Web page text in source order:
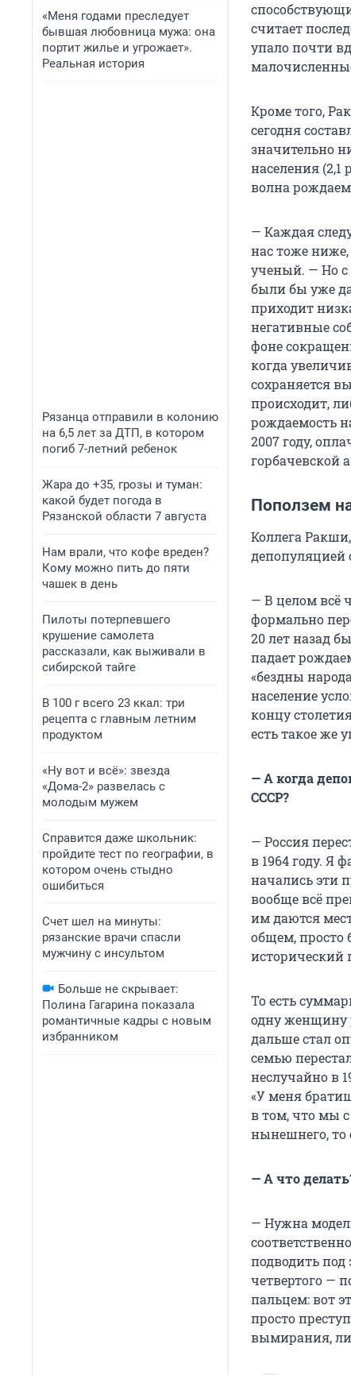
«Меня годами преследует
бывшая любовница мужа: она
портит жилье и угрожает».
Реальная история
Рязанца отправили в колонию
на 6,5 лет за ДТП, в котором
погиб 7-летний ребенок
Жара до +35, грозы и туман:
какой будет погода в
Рязанской области 7 августа
Нам врали, что кофе вреден?
Кому можно пить до пяти
чашек в день
Пилоты потерпевшего
крушение самолета
рассказали, как выживали в
сибирской тайге
В 100 г всего 23 ккал: три
рецепта с главным летним
продуктом
«Ну вот и всё»: звезда
«Дома-2» развелась с
молодым мужем
Справится даже школьник:
пройдите тест по географии, в
котором очень стыдно
ошибиться
Счет шел на минуты:
рязанские врачи спасли
мужчину с инсультом
Больше не скрывает:
Полина Гагарина показала
романтичные кадры с новым
избранником
считает
упало почти
Кроме того,
сегодня
значительно
населения (2,1
волна
— Каждая
нас тоже
ученый. — Но
были бы уже
приходит
негативные
фоне
когда
сохраняется
происходит,
рождаемость
2007 году,
горбачевской
Поползем
Коллега Ракши,
депопуляцией
— В целом всё
формально
20 летназад
падает
«бездны
население
концу
есть такое же
— А когда
СССР?
— Россия
в 1964 году. Я
начались эти
вообще всё
им даются
общем, просто
исторический
То есть
одну женщину
дальше стал
семью
неслучайнов
«У меня
в том, что мы
нынешнего, то
— А что
— Нужна
подводить под
четвертого —
пальцем: вот
просто
вымирания,